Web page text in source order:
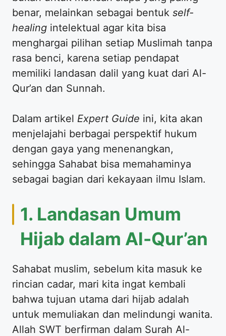
benar, melainkan sebagai bentuk self-
healing intelektual agar kita bisa
menghargai pilihan setiap Muslimah tanpa
rasa benci, karena setiap pendapat
memiliki landasan dalil yang kuat dari Al-
Qur’an dan Sunnah.
​Dalam artikel Expert Guide ini, kita akan
menjelajahi berbagai perspektif hukum
dengan gaya yang menenangkan,
sehingga Sahabat bisa memahaminya
sebagai bagian dari kekayaan ilmu Islam.
​1. Landasan Umum
Hijab dalam Al-Qur’an
​Sahabat muslim, sebelum kita masuk ke
rincian cadar, mari kita ingat kembali
bahwa tujuan utama dari hijab adalah
untuk memuliakan dan melindungi wanita.
Allah SWT berfirman dalam Surah Al-